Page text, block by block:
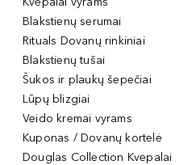
Blakstienų serumai
Rituals Dovanų rinkiniai
Blakstienų tušai
Šukos ir plaukų šepečiai
Lūpų blizgiai
Veido kremai vyrams
Kuponas / Dovanų kortelė
Douglas Collection Kvepalai